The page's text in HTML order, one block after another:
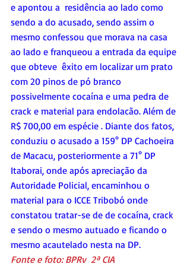
e apontou a  residência ao lado como
sendo a do acusado, sendo assim o
mesmo confessou que morava na casa
ao lado e franqueou a entrada da equipe
que obteve  êxito em localizar um prato
com 20 pinos de pó branco
possivelmente cocaína e uma pedra de
crack e material para endolacão. Além de
R$ 700,00 em espécie . Diante dos fatos,
conduziu o acusado a 159° DP Cachoeira
de Macacu, posteriormente a 71° DP
Itaborai, onde após apreciação da
Autoridade Policial, encaminhou o
material para o ICCE Tribobó onde
constatou tratar-se de de cocaína, crack
e sendo o mesmo autuado e ficando o
mesmo acautelado nesta na DP.
Fonte e foto: BPRv  2ª CIA